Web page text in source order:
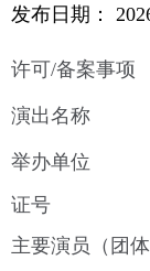
发布日期：
许可/备案事项
演出名称
举办单位
证号
主要演员（团体